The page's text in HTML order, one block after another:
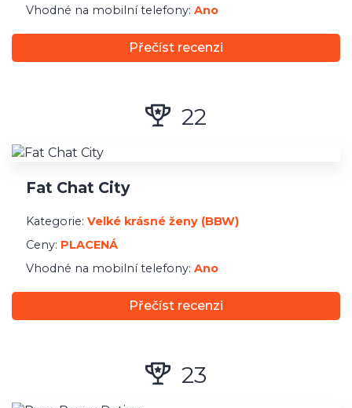
Aplikace na iPhone
Aplikace na Android
Minimální platba
Vhodné na mobilní telefony: Ano
Přečíst recenzi
22
Fat Chat City
Kategorie: Velké krásné ženy (BBW)
Ceny: PLACENÁ
Vhodné na mobilní telefony: Ano
Přečíst recenzi
23